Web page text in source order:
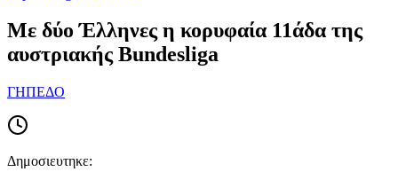
Με δύο Έλληνες η κορυφαία 11άδα της
αυστριακής Bundesliga
ΓΗΠΕΔΟ
Δημοσιευτηκε: